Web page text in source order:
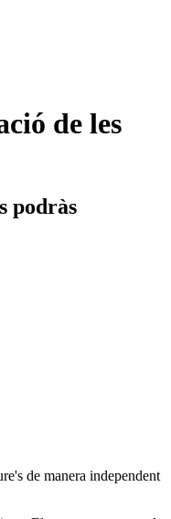
de les
podràs
de manera independent